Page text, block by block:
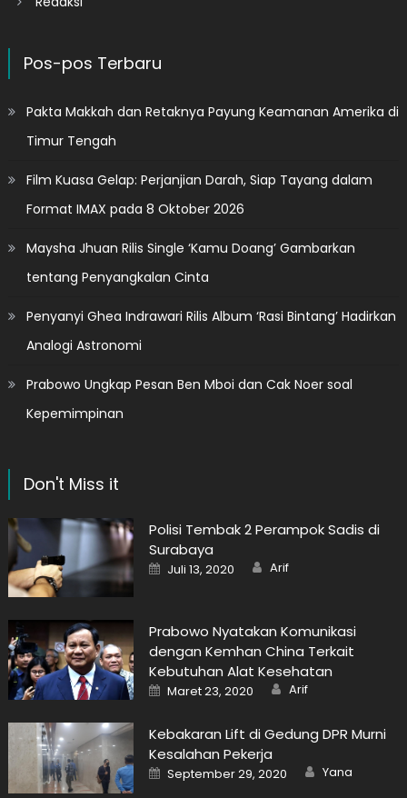
Pos-pos Terbaru
Pakta Makkah dan Retaknya Payung Keamanan Amerika di
Timur Tengah
Film Kuasa Gelap: Perjanjian Darah, Siap Tayang dalam
Format IMAX pada 8 Oktober 2026
Maysha Jhuan Rilis Single ‘Kamu Doang’ Gambarkan
tentang Penyangkalan Cinta
Penyanyi Ghea Indrawari Rilis Album ‘Rasi Bintang’ Hadirkan
Analogi Astronomi
Prabowo Ungkap Pesan Ben Mboi dan Cak Noer soal
Kepemimpinan
Don't Miss it
Polisi Tembak 2 Perampok Sadis di
Surabaya
Posted
on
Juli 13, 2020 Author
Arif
Prabowo Nyatakan Komunikasi
dengan Kemhan China Terkait
Kebutuhan Alat Kesehatan
Posted
on
Maret 23, 2020 Author
Arif
Kebakaran Lift di Gedung DPR Murni
Kesalahan Pekerja
Posted
on
September 29, 2020 Author
Yana